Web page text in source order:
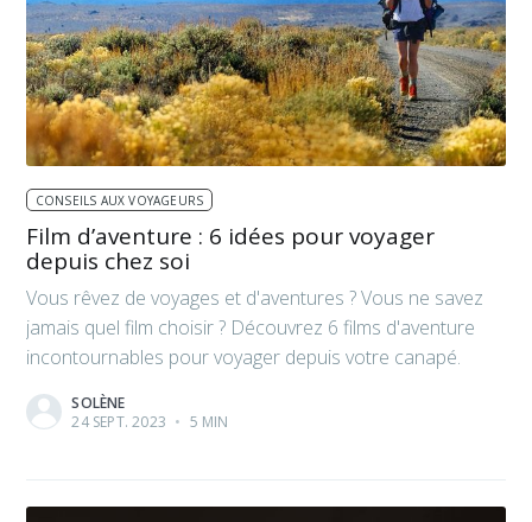
CONSEILS AUX VOYAGEURS
Film d’aventure : 6 idées pour voyager
depuis chez soi
Vous rêvez de voyages et d'aventures ? Vous ne savez
jamais quel film choisir ? Découvrez 6 films d'aventure
incontournables pour voyager depuis votre canapé.
SOLÈNE
24 SEPT. 2023 • 5 MIN